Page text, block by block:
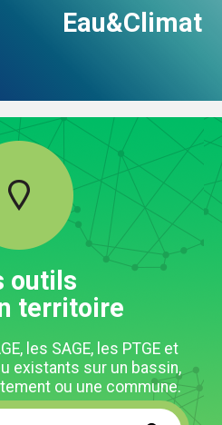
Eau&Climat
outils
territoire
les SAGE, les PTGE et
existants sur un bassin,
ou une commune.